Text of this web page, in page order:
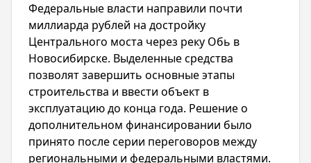
Федеральные власти направили почти
миллиарда рублей на достройку
Центрального моста через реку Обь в
Новосибирске. Выделенные средства
позволят завершить основные этапы
строительства и ввести объект в
эксплуатацию до конца года. Решение о
дополнительном финансировании было
принято после серии переговоров между
региональными и федеральными властями.